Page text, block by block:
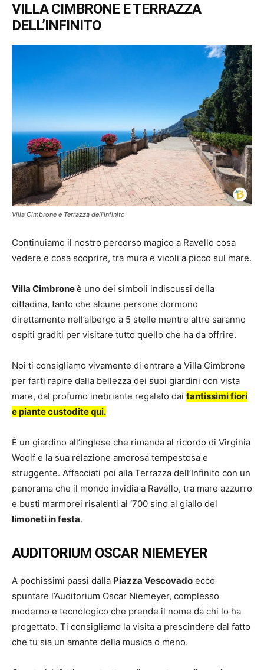
VILLA CIMBRONE E TERRAZZA
DELL’INFINITO
Villa Cimbrone e Terrazza dell’Infinito
Continuiamo il nostro percorso magico a Ravello cosa
vedere e cosa scoprire, tra mura e vicoli a picco sul mare.
Villa Cimbroneè uno dei simboli indiscussi della
cittadina, tanto che alcune persone dormono
direttamente nell’albergo a 5 stelle mentre altre saranno
ospiti graditi per visitare tutto quello che ha da offrire.
Noi ti consigliamo vivamente di entrare a Villa Cimbrone
per farti rapire dalla bellezza dei suoi giardini con vista
mare, dal profumo inebriante regalato dai tantissimi fiori
e piante custodite qui.
È un giardino all’inglese che rimanda al ricordo di Virginia
Woolf e la sua relazione amorosa tempestosa e
struggente. Affacciati poi alla Terrazza dell’Infinito con un
panorama che il mondo invidia a Ravello, tra mare azzurro
e busti marmorei risalenti al ‘700 sino al giallo del
limoneti in festa.
AUDITORIUM OSCAR NIEMEYER
A pochissimi passi dalla Piazza Vescovado ecco
spuntare l’Auditorium Oscar Niemeyer, complesso
moderno e tecnologico che prende il nome da chi lo ha
progettato. Ti consigliamo la visita a prescindere dal fatto
che tu sia un amante della musica o meno.